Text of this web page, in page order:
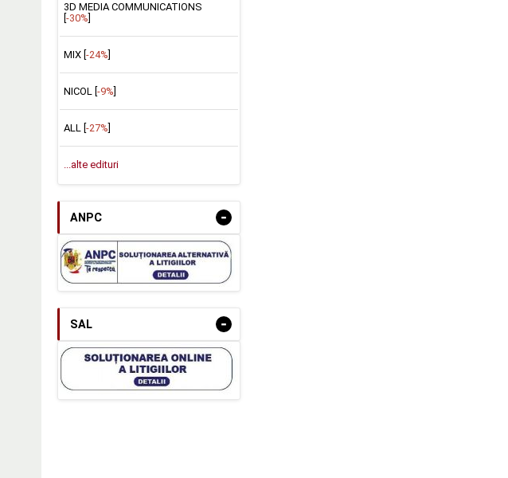
3D MEDIA COMMUNICATIONS
-30%
MIX [ -24%
NICOL [ -9%
ALL [ -27%
...alte edituri
ANPC -
SAL -